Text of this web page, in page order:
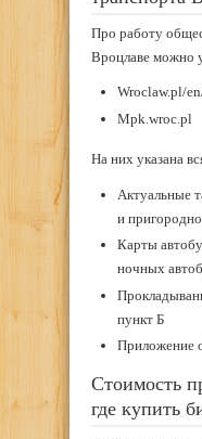
Про работу
Вроцлаве можно
Wroclaw.pl/
Mpk.wroc.pl
На них указана
Актуальные
и
Карты
ночных
пункт Б
Приложение
Стоимость
где купить